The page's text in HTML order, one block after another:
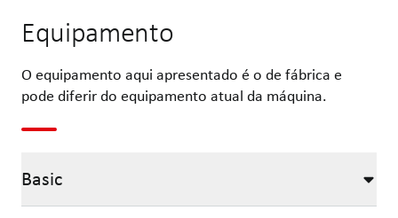
Equipamento
O equipamento aqui apresentado é o de fábrica e
pode diferir do equipamento atual da máquina.
Basic